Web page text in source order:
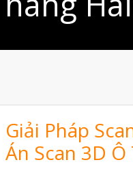
Giải Pháp
Án Scan 3D